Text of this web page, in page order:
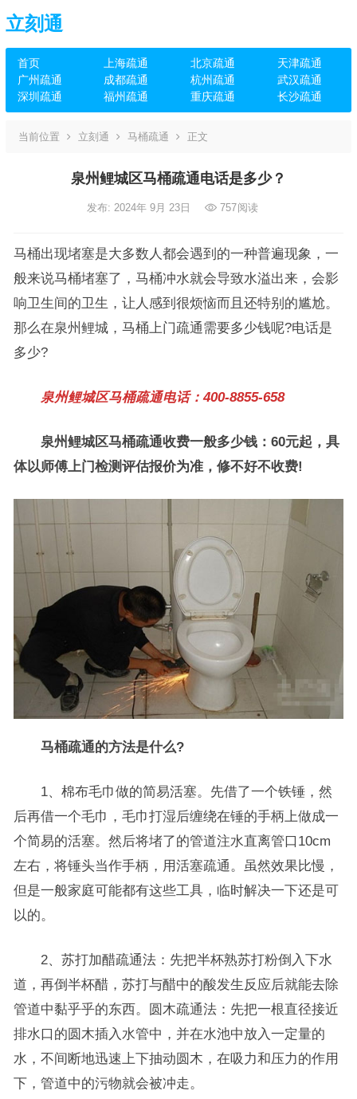
立刻通
首页 上海疏通 北京疏通
天津疏通
广州疏通
成都疏通 杭州疏通
武汉疏通
深圳疏通
福州疏通 重庆疏通 长沙疏通
当前位置 立刻通 马桶疏通 正文
泉州鲤城区马桶疏通电话是多少？
发布: 2024年 9月 23日 757阅读
马桶出现堵塞是大多数人都会遇到的一种普遍现象，一
般来说马桶堵塞了，马桶冲水就会导致水溢出来，会影
响卫生间的卫生，让人感到很烦恼而且还特别的尴尬。
那么在泉州鲤城，马桶上门疏通需要多少钱呢?电话是
多少?
泉州鲤城区马桶疏通电话：400-8855-658
泉州鲤城区马桶疏通收费一般多少钱：60元起，具
体以师傅上门检测评估报价为准，修不好不收费!
马桶疏通的方法是什么?
1、棉布毛巾做的简易活塞。先借了一个铁锤，然
后再借一个毛巾，毛巾打湿后缠绕在锤的手柄上做成一
个简易的活塞。然后将堵了的管道注水直离管口10cm
左右，将锤头当作手柄，用活塞疏通。虽然效果比慢，
但是一般家庭可能都有这些工具，临时解决一下还是可
以的。
2、苏打加醋疏通法：先把半杯熟苏打粉倒入下水
道，再倒半杯醋，苏打与醋中的酸发生反应后就能去除
管道中黏乎乎的东西。圆木疏通法：先把一根直径接近
排水口的圆木插入水管中，并在水池中放入一定量的
水，不间断地迅速上下抽动圆木，在吸力和压力的作用
下，管道中的污物就会被冲走。